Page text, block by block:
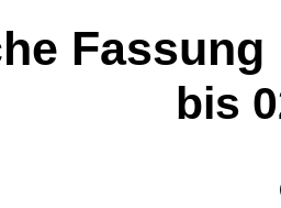
Fassung
bis